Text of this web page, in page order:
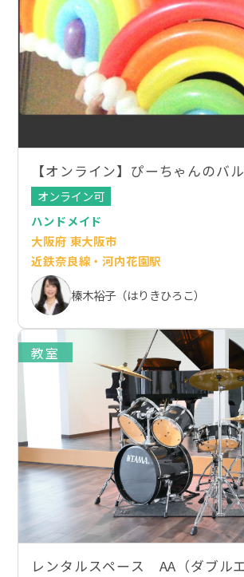
【オンライン】ぴーちゃんのバ
オンライン可
ハンドメイド
大阪府 東大阪市
近鉄奈良線・河内花園駅
榛木裕子（はりきひろこ）
教室
レンタルスペース AA（ダブルエ